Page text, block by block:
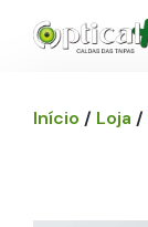
Início / Loja /